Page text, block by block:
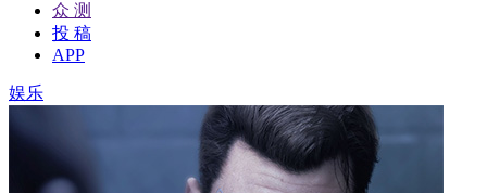
众 测
投 稿
APP
娱乐